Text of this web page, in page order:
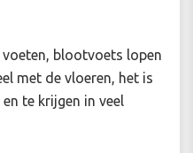
blootvoets lopen
met de vloeren, het is
te krijgen in veel